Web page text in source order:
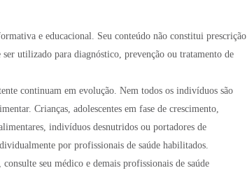
e educacional. Seu conteúdo não constitui prescrição
utilizado para diagnóstico, prevenção ou tratamento de
continuam em evolução. Nem todos os indivíduos são
Crianças, adolescentes em fase de crescimento,
indivíduos desnutridos ou portadores de
por profissionais de saúde habilitados.
seu médico e demais profissionais de saúde